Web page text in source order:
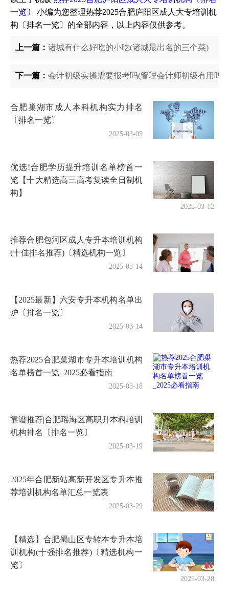
一览〕
小编为您整理热荐2025合肥庐阳区成人大专培训机
构〔排名一览〕的全部内容，以上内容仅供参考。
上一篇： 诸城有什么好吃的小吃(诸城最出名的三个菜)
下一篇： 会计初级实操需要报考吗(管理会计师初级有用吗)
合肥巢湖市成人本科机构实力排名
〔排名一览〕
2025-03-05
优选!合肥学历提升培训名单榜首一
览【十大精选高三高考复读全日制机
构】
2025-03-12
推荐合肥包河区成人专升本培训机构
(十佳排名推荐)〔精选机构一览〕
2025-03-14
【2025最新】六安专升本机构名单出
炉〔排名一览〕
2025-03-14
热荐2025合肥巢湖市专升本培训机构
名单榜首一览_2025必看指南
2025-03-18
靠谱推荐|合肥瑶海区高职升本科培训
机构排名〔排名一览〕
2025-03-19
2025年合肥新站高新开发区专升本推
荐培训机构名单汇总一览表
2025-03-29
【精选】合肥蜀山区专转本专升本培
训机构(十强排名推荐)〔精选机构一
览〕
2025-03-28